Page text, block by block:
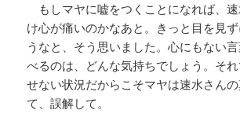
もしマヤに嘘をつくことになれば、
け心が痛いのかなあと。きっと目を見
うなと、そう思いました。心にもない
べるのは、どんな気持ちでしょう。そ
せない状況だからこそマヤは速水さん
て、誤解して。